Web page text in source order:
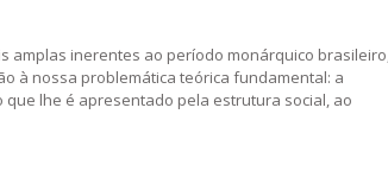
amplas inerentes ao período monárquico
à nossa problemática teórica fundamental: a
lhe é apresentado pela estrutura social, ao